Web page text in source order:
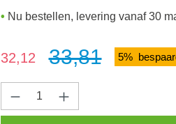
Nu bestellen, levering vanaf 30
Verkoopprijs:
32,12 33,81 5%
Producthoeveelheid: